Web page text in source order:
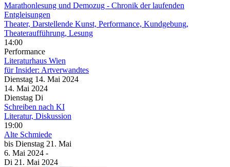
Marathonlesung und Demozug - Chronik der laufenden
Entgleisungen
Theater, Darstellende Kunst, Performance, Kundgebung,
Theateraufführung, Lesung
14:00
Performance
Literaturhaus Wien
für Insider: Artverwandtes
Dienstag 14. Mai 2024
14. Mai 2024
Dienstag Di
Schreiben nach KI
Literatur, Diskussion
19:00
Alte Schmiede
bis Dienstag 21. Mai
6. Mai 2024 -
Di 21. Mai 2024